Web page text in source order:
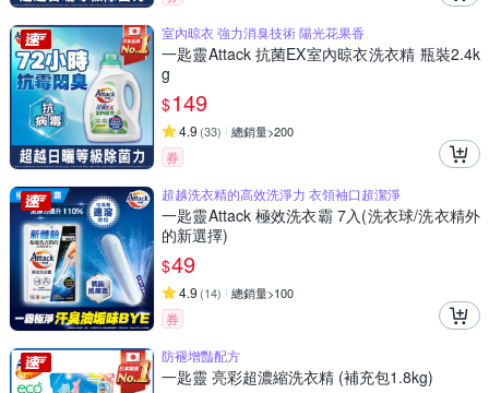
室內晾衣 強力消臭技術 陽光花果香
一匙靈Attack 抗菌EX室內晾衣洗衣精 瓶裝2.4k
g
$149
4.9 (33) 總銷量>200
券
超越洗衣精的高效洗淨力 衣領袖口超潔淨
一匙靈Attack 極效洗衣霸 7入(洗衣球/洗衣精外
的新選擇)
$49
4.9 (14) 總銷量>100
券
防褪增豔配方
一匙靈 亮彩超濃縮洗衣精 (補充包1.8kg)